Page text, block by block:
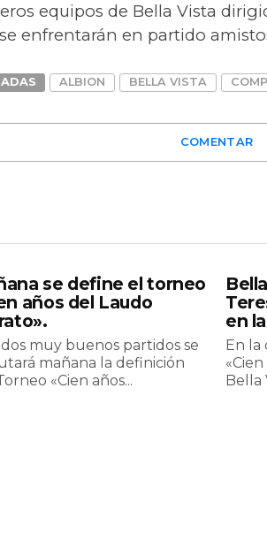
equipos de Bella Vista
enfrentarán en partido
ALBION BELLA VISTA
COMENTAR
se define el torneo
años del Laudo
muy buenos partidos se
mañana la definición
«Cien años...
en
En la
Bella